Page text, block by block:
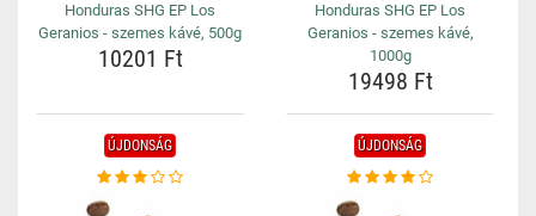
Honduras SHG EP Los
Geranios - szemes kávé, 500g
10201 Ft
Honduras SHG EP Los
Geranios - szemes kávé,
1000g
19498 Ft
ÚJDONSÁG ÚJDONSÁG